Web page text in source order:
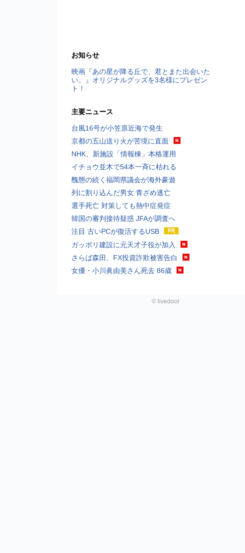
お知らせ
映画『あの星が降る丘で、君とまた出会いた
い。』オリジナルグッズを3名様にプレゼン
ト！
主要ニュース
台風16号が小笠原近海で発生
京都の五山送り火が苦境に直面
NHK、新施設「情報棟」本格運用
イチョウ並木で54本一斉に枯れる
醜態の続く福岡県議会が海外豪遊
列に割り込んだ男女 青ざめ逃亡
選手死亡 対策しても熱中症発症
韓国の審判接待疑惑 JFAが調査へ
注目 古いPCが復活するUSB
ガッポリ建設に元天才子役が加入
さらば森田、FX投資詐欺被害告白
女優・小川眞由美さん死去 86歳
© livedoor